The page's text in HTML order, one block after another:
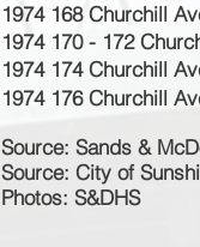
1974 168 Churchill
1974 170 - 172
1974 174 Churchill
1974 176 Churchill
Source: Sands &
Source: City of
Photos: S&DHS